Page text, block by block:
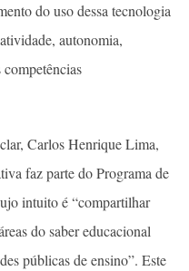
do uso dessa tecnologia
autonomia,
Carlos Henrique Lima,
faz parte do Programa de
intuito é “compartilhar
do saber educacional
públicas de ensino”. Este